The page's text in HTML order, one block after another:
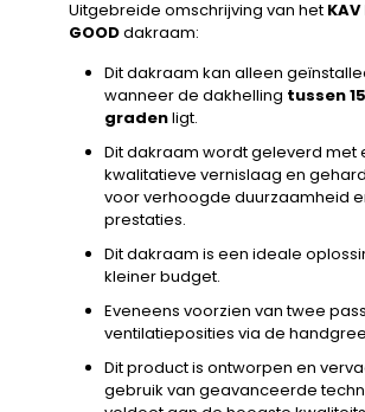
Uitgebreide omschrijving van het
GOODdakraam:
Dit dakraam kan alleen
wanneer de dakhelling tussen
gradenligt.
Dit dakraam wordt geleverd met
kwalitatieve vernislaag en
voor verhoogde duurzaamheid
prestaties.
Dit dakraam is een ideale
kleiner budget.
Eveneens voorzien van twee
ventilatieposities via de
Dit product is ontworpen en
gebruik van geavanceerde